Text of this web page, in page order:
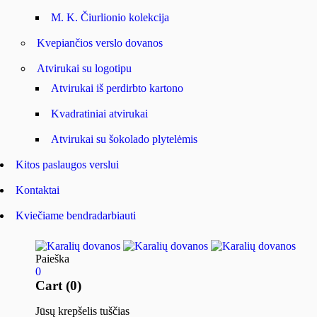
M. K. Čiurlionio kolekcija
Kvepiančios verslo dovanos
Atvirukai su logotipu
Atvirukai iš perdirbto kartono
Kvadratiniai atvirukai
Atvirukai su šokolado plytelėmis
Kitos paslaugos verslui
Kontaktai
Kviečiame bendradarbiauti
Paieška
0
Cart (0)
Jūsų krepšelis tuščias